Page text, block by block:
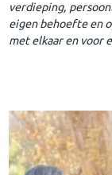
verdieping,
eigen behoefte en
met elkaar en voor